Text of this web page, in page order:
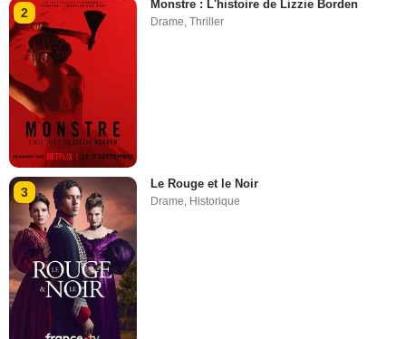
2
Monstre : L'histoire de Lizzie Borden
Drame,Thriller
3
Le Rouge et le Noir
Drame, Historique